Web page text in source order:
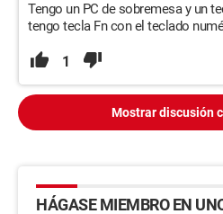
Tengo un PC de sobremesa y un
tengo tecla Fn con el teclado
1
Mostrar discusión
HÁGASE MIEMBRO EN